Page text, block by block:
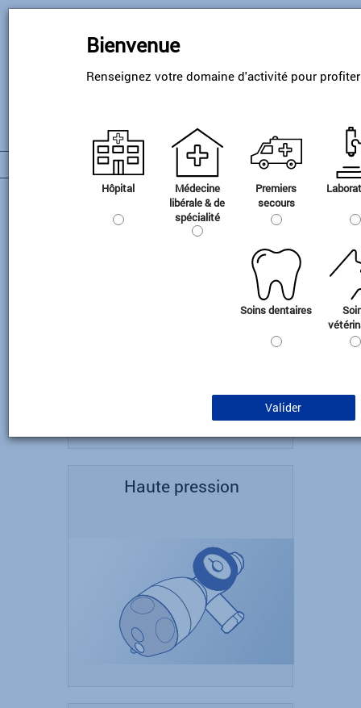
Skip
Bienvenue
Renseignez votre domaine d'activité pour
Hôpital
Médecine
libérale & de
spécialité
Premiers
secours
Soins dentaires
Valider
Administration des gaz
Haute pression